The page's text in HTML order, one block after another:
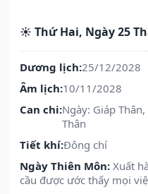
☀️ Thứ Hai, Ngày 25
Dương lịch:25/12/2028
Âm lịch:10/11/2028
Can chi:Ngày: Giáp
Thân
Tiết khí:Đông chí
Ngày Thiên Môn: Xuất
cầu được ước thấy mọi